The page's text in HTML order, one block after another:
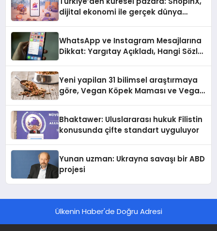
dijital ekonomi ile gerçek dünya
WhatsApp ve Instagram Mesajlarına
Dikkat: Yargıtay Açıkladı, Hangi Sözler
Yeni yapilan 31 bilimsel araştırmaya
göre, Vegan Köpek Maması ve Vegan
Bhaktawer: Uluslararası hukuk Filistin
konusunda çifte standart uyguluyor
Yunan uzman: Ukrayna savaşı bir ABD
projesi
Ülkenin Haber'de Doğru Adresi